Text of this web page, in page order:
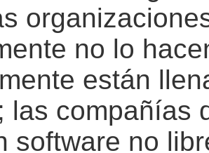
no lo
están
las compañías
software no